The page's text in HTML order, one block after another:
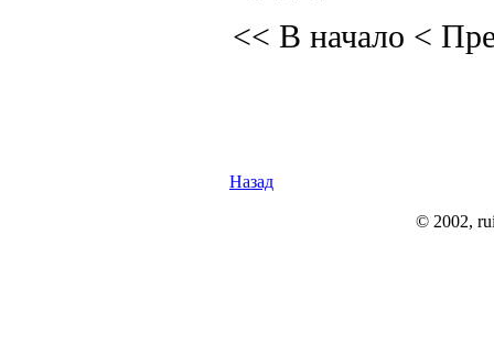
<< В начало <
Назад
© 2002,